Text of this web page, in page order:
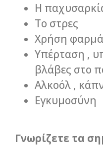
Η
Το στρες
Χρήση
Υπέρταση ,
βλάβες στο
Αλκοόλ ,
Εγκυμοσύνη
Γνωρίζετε τα